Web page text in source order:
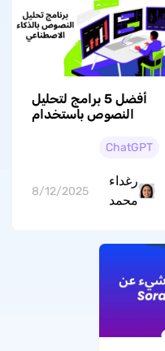
أفضل 5 برامج لتحليل
النصوص باستخدام
ChatGPT
رغداء
محمد
8/12/2025